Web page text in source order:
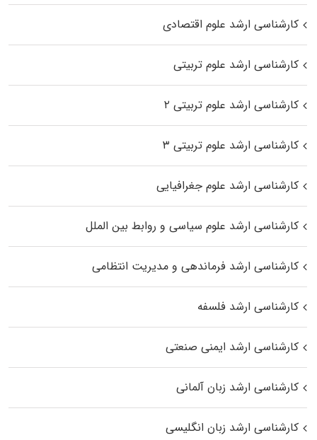
کارشناسی ارشد علوم اقتصادی
کارشناسی ارشد علوم تربیتی
کارشناسی ارشد علوم تربیتی ۲
کارشناسی ارشد علوم تربیتی ۳
کارشناسی ارشد علوم جغرافیایی
کارشناسی ارشد علوم سیاسی و روابط بین الملل
کارشناسی ارشد فرماندهی و مدیریت انتظامی
کارشناسی ارشد فلسفه
کارشناسی ارشد ایمنی صنعتی
کارشناسی ارشد زبان آلمانی
کارشناسی ارشد زبان انگلیسی